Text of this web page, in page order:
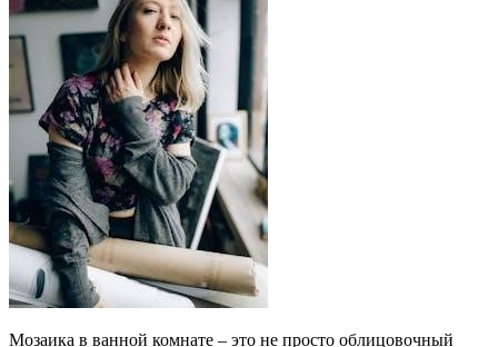
Мозаика в ванной комнате – это не просто облицовочный